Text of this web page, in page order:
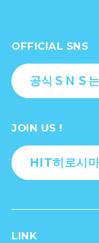
OFFICIAL SNS
공식ＳＮＳ
JOIN US !
HIT히로시
LINK